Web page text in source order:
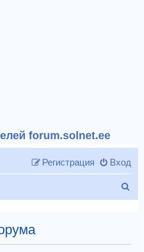
forum.solnet.ee
Вход
Регистрация
с